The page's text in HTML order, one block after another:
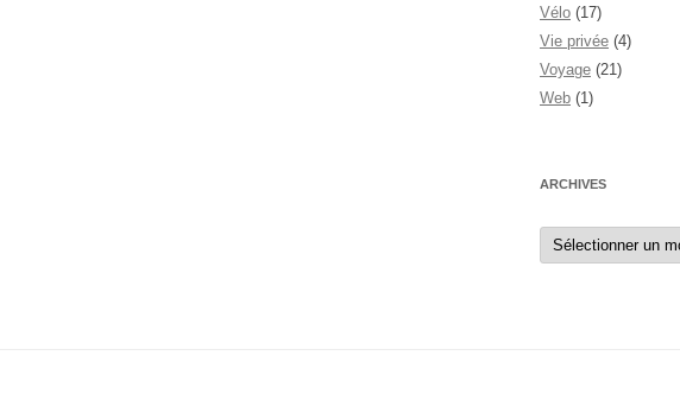
Vélo (17)
Vie privée (4)
Voyage (21)
Web (1)
ARCHIVES
Archives